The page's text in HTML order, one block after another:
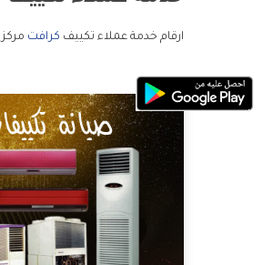
ارقام خدمة عملاء تكييف كرافت